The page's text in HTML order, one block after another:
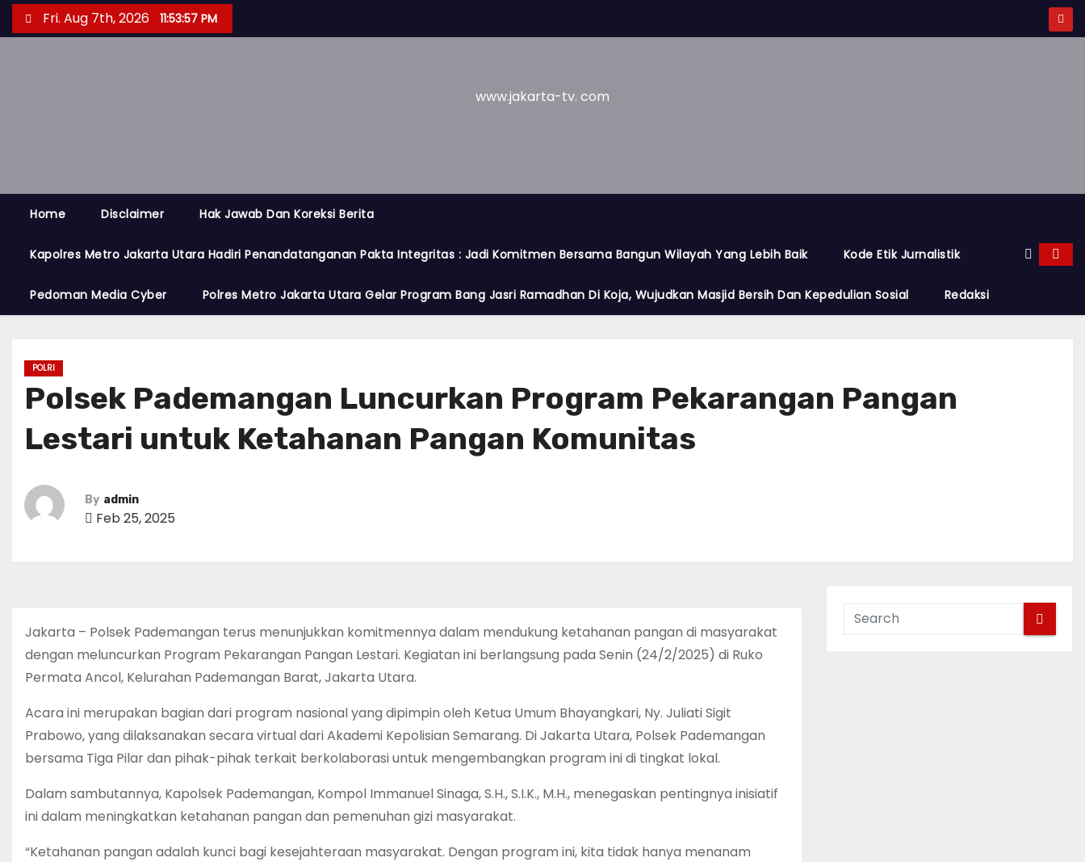
k
n
Fri. Aug 7th, 2026 11:53:57 PM
www.jakarta-tv. com
Home Disclaimer Hak Jawab Dan Koreksi Berita
Kapolres Metro Jakarta Utara Hadiri Penandatanganan Pakta Integritas : Jadi Komitmen Bersama Bangun Wilayah Yang Lebih Baik Kode Etik Jurnalistik
Pedoman Media Cyber Polres Metro Jakarta Utara Gelar Program Bang Jasri Ramadhan Di Koja, Wujudkan Masjid Bersih Dan Kepedulian Sosial Redaksi
POLRI
Polsek Pademangan Luncurkan Program Pekarangan Pangan
Lestari untuk Ketahanan Pangan Komunitas
By admin
Feb 25, 2025
Jakarta – Polsek Pademangan terus menunjukkan komitmennya dalam mendukung ketahanan pangan di masyarakat
dengan meluncurkan Program Pekarangan Pangan Lestari. Kegiatan ini berlangsung pada Senin (24/2/2025) di Ruko
Permata Ancol, Kelurahan Pademangan Barat, Jakarta Utara.
Acara ini merupakan bagian dari program nasional yang dipimpin oleh Ketua Umum Bhayangkari, Ny. Juliati Sigit
Prabowo, yang dilaksanakan secara virtual dari Akademi Kepolisian Semarang. Di Jakarta Utara, Polsek Pademangan
bersama Tiga Pilar dan pihak-pihak terkait berkolaborasi untuk mengembangkan program ini di tingkat lokal.
Dalam sambutannya, Kapolsek Pademangan, Kompol Immanuel Sinaga, S.H., S.I.K., M.H., menegaskan pentingnya inisiatif
ini dalam meningkatkan ketahanan pangan dan pemenuhan gizi masyarakat.
“Ketahanan pangan adalah kunci bagi kesejahteraan masyarakat. Dengan program ini, kita tidak hanya menanam